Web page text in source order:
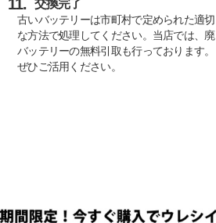
11. 交換完了
古いバッテリーは市町村で定められた適切
な方法で処理してください。当店では、廃
バッテリーの無料引取も行っております。
ぜひご活用ください。